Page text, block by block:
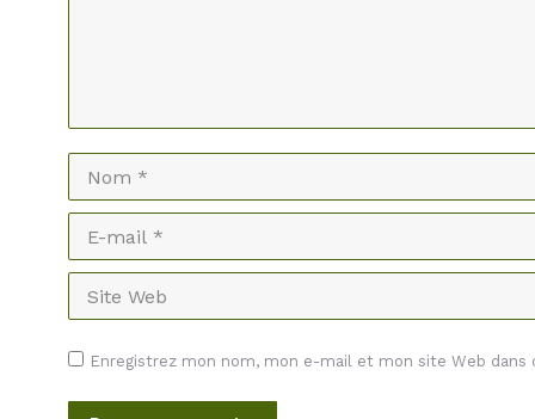
Nom *
E-mail *
Site Web
Enregistrez mon nom, mon e-mail et mon site Web